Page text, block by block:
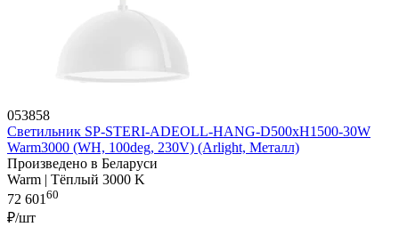
053858
Светильник SP-STERI-ADEOLL-HANG-D500xH1500-30W
Warm3000 (WH, 100deg, 230V) (Arlight, Металл)
Произведено в Беларуси
Warm | Тёплый 3000 K
72 601 60
₽/шт